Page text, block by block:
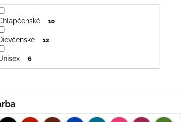
10
12
6